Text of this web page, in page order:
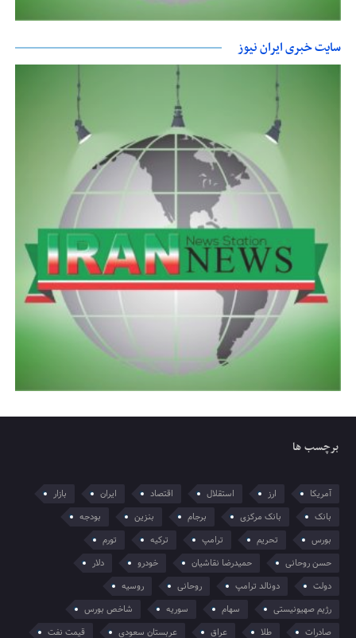
سایت خبری ایران نیوز
برچسب ها
آمریکا ارز استقلال اقتصاد ایران
بازار
بانک
بانک مرکزی برجام بنزین
بودجه
بورس
تحریم ترامپ ترکیه
تورم
حسن روحانی
حمیدرضا نقاشیان خودرو
دلار
دولت
دونالد ترامپ روحانی
روسیه
رژیم صهیونیستی
سهام سوریه
شاخص بورس
صادرات
طلا عراق عربستان سعودی قیمت نفت